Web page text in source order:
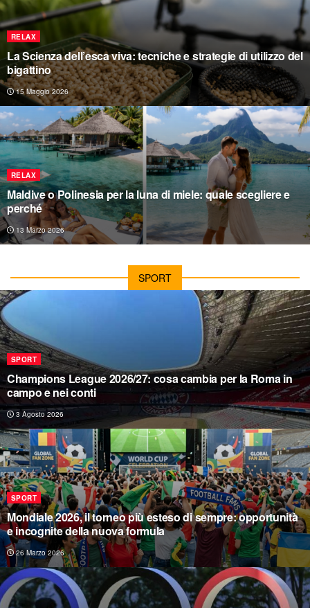
RELAX
La Scienza dell’esca viva: tecniche e strategie di utilizzo del
bigattino
15 Maggio 2026
RELAX
Maldive o Polinesia per la luna di miele: quale scegliere e
perché
13 Marzo 2026
SPORT
SPORT
Champions League 2026/27: cosa cambia per la Roma in
campo e nei conti
3 Agosto 2026
SPORT
Mondiale 2026, il torneo più esteso di sempre: opportunità
e incognite della nuova formula
26 Marzo 2026